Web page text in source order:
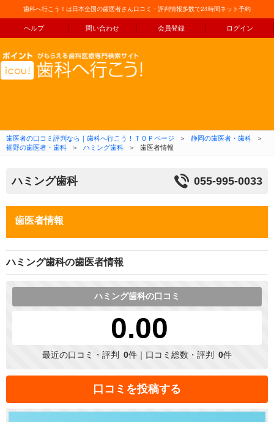
歯科へ行こう！は日本全国の歯医者さん口コミ・評判情報多数で24時間ネット予約
ヘルプ 問い合わせ 会員登録 ログイン
コンテンツへ移動
歯医者の口コミ評判なら｜歯科へ行こう！ＴＯＰページ ＞ 静岡の歯医者・歯科
＞
裾野の歯医者・歯科
＞ ハミング歯科 ＞ 歯医者情報
ハミング歯科 055-995-0033
歯医者情報
ハミング歯科の歯医者情報
ハミング歯科の口コミ
0.00
最近の口コミ・評判 0件｜口コミ総数・評判 0件
口コミを投稿する